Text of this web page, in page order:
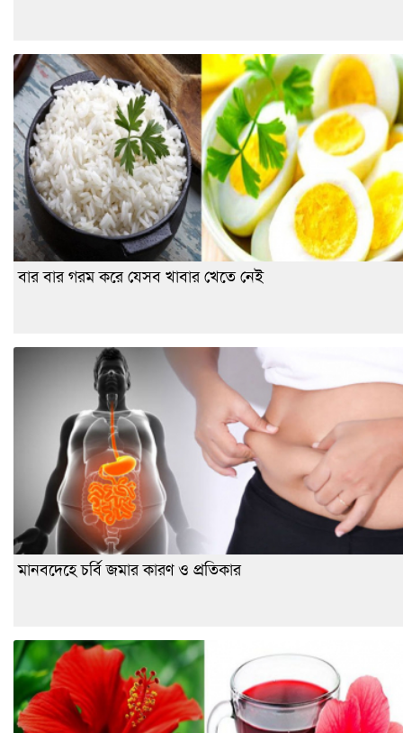
বার বার গরম করে যেসব খাবার খেতে নেই
মানবদেহে চর্বি জমার কারণ ও প্রতিকার